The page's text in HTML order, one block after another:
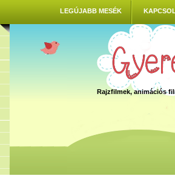
LEGÚJABB MESÉK
Rajzfilmek, animációs